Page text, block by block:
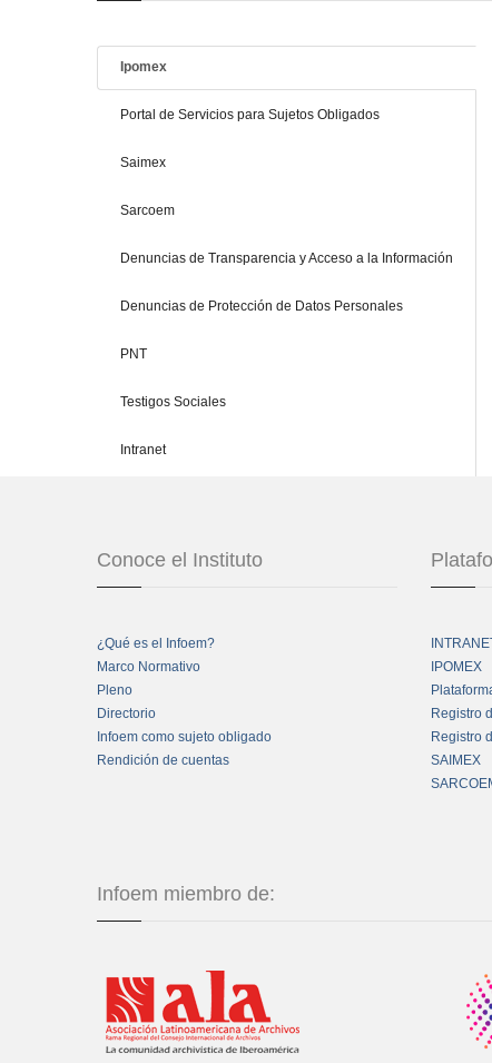
Ipomex
Portal de Servicios para Sujetos Obligados
Saimex
Sarcoem
Denuncias de Transparencia y Acceso a la Información
Denuncias de Protección de Datos Personales
PNT
Testigos Sociales
Intranet
Conoce el Instituto
¿Qué es el Infoem?
Marco Normativo
Pleno
Directorio
Infoem como sujeto obligado
Rendición de cuentas
IPOMEX
Registro
Registro
SAIMEX
Infoem miembro de: